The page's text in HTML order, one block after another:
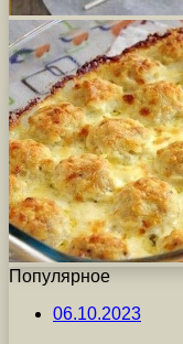
Популярное
06.10.2023